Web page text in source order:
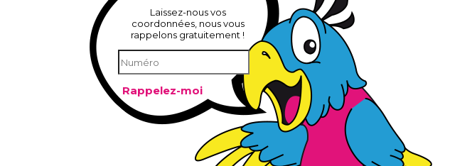
Laissez-nous vos
coordonnées, nous vous
rappelons gratuitement !